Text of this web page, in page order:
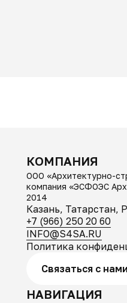
КОМПАНИЯ
ООО «Архитектурно-
компания «ЭСФОЭС
2014
Казань, Татарстан,
+7 (966) 250 20 60
INFO@S4SA.RU
Политика
Связаться с нами
НАВИГАЦИЯ